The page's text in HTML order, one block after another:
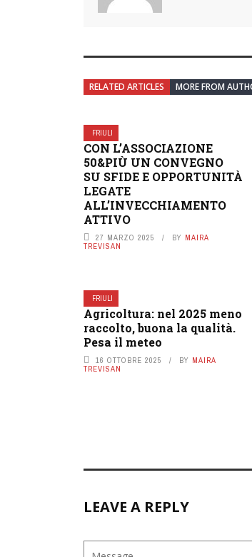
RELATED ARTICLES MORE FROM
FRIULI
CON L’ASSOCIAZIONE
50&PIÙ UN CONVEGNO
SU SFIDE E OPPORTUNITÀ
LEGATE
ALL’INVECCHIAMENTO
ATTIVO
27 MARZO 2025 BY MAIRA
TREVISAN
FRIULI
Agricoltura: nel 2025 meno
raccolto, buona la qualità.
Pesa il meteo
16 OTTOBRE 2025 BY MAIRA
TREVISAN
LEAVE A REPLY